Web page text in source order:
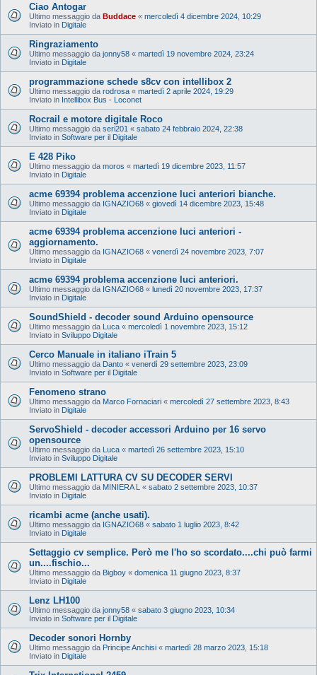
Ciao Antogar
Ultimo messaggio da Buddace « mercoledì 4 dicembre 2024, 10:29
Inviato in Digitale
Ringraziamento
Ultimo messaggio da jonny58 « martedì 19 novembre 2024, 23:24
Inviato in Digitale
programmazione schede s8cv con intellibox 2
Ultimo messaggio da rodrosa « martedì 2 aprile 2024, 19:29
Inviato in Intellibox Bus - Loconet
Rocrail e motore digitale Roco
Ultimo messaggio da seri201 « sabato 24 febbraio 2024, 22:38
Inviato in Software per il Digitale
E 428 Piko
Ultimo messaggio da moros « martedì 19 dicembre 2023, 11:57
Inviato in Digitale
acme 69394 problema accenzione luci anteriori bianche.
Ultimo messaggio da IGNAZIO68 « giovedì 14 dicembre 2023, 15:48
Inviato in Digitale
acme 69394 problema accenzione luci anteriori -
aggiornamento.
Ultimo messaggio da IGNAZIO68 « venerdì 24 novembre 2023, 7:07
Inviato in Digitale
acme 69394 problema accenzione luci anteriori.
Ultimo messaggio da IGNAZIO68 « lunedì 20 novembre 2023, 17:37
Inviato in Digitale
SoundShield - decoder sound Arduino opensource
Ultimo messaggio da Luca « mercoledì 1 novembre 2023, 15:12
Inviato in Sviluppo Digitale
Cerco Manuale in italiano iTrain 5
Ultimo messaggio da Danto « venerdì 29 settembre 2023, 23:09
Inviato in Software per il Digitale
Fenomeno strano
Ultimo messaggio da Marco Fornaciari « mercoledì 27 settembre 2023, 8:43
Inviato in Digitale
ServoShield - decoder accessori Arduino per 16 servo
opensource
Ultimo messaggio da Luca « martedì 26 settembre 2023, 15:10
Inviato in Sviluppo Digitale
PROBLEMI LATTURA CV SU DECODER SERVI
Ultimo messaggio da MINIERA L « sabato 2 settembre 2023, 10:37
Inviato in Digitale
ricambi acme (anche usati).
Ultimo messaggio da IGNAZIO68 « sabato 1 luglio 2023, 8:42
Inviato in Digitale
Settaggio cv semplice. Però me l'ho so scordato....chi può farmi
un....fischio...
Ultimo messaggio da Bigboy « domenica 11 giugno 2023, 8:37
Inviato in Digitale
Lenz LH100
Ultimo messaggio da jonny58 « sabato 3 giugno 2023, 10:34
Inviato in Software per il Digitale
Decoder sonori Hornby
Ultimo messaggio da Principe Anchisi « martedì 28 marzo 2023, 15:18
Inviato in Digitale